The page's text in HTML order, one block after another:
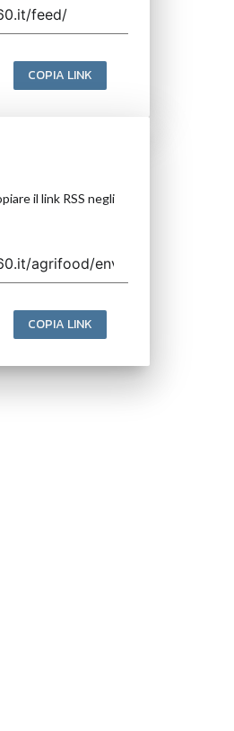
COPIA LINK
il link RSS negli
COPIA LINK